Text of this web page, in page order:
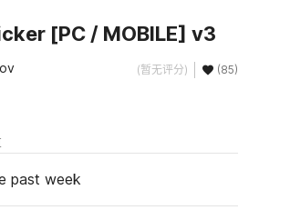
[PC / MOBILE] v3
(暂无评分) (85)
past week